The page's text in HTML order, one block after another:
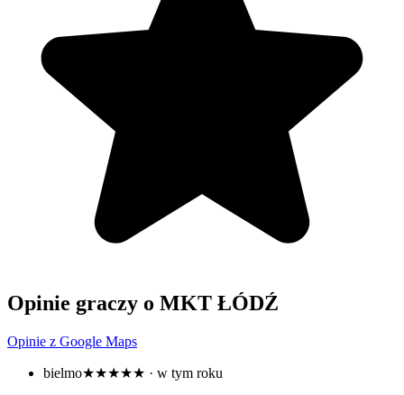
Opinie graczy o MKT ŁÓDŹ
Opinie z Google Maps
bielmo★★★★★ · w tym roku